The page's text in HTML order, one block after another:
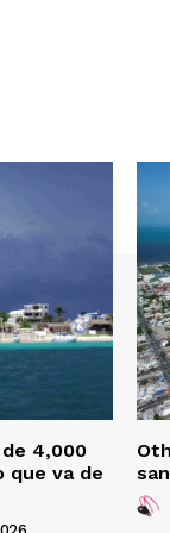
4,000
que va de